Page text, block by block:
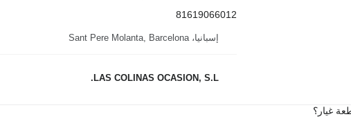
81619066012
إسبانيا، Sant Pere Molanta, Barcelona
LAS COLINAS OCASION, S.L.
غيار؟